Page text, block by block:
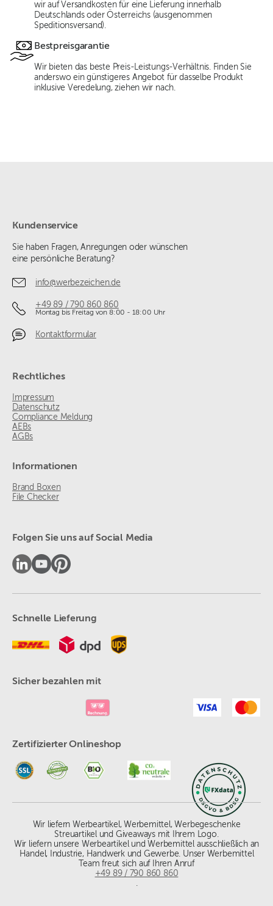
wir auf Versandkosten für eine Lieferung innerhalb
Deutschlands oder Österreichs (ausgenommen
Speditionsversand).
Bestpreisgarantie
Wir bieten das beste Preis-Leistungs-Verhältnis. Finden Sie
anderswo ein günstigeres Angebot für dasselbe Produkt
inklusive Veredelung, ziehen wir nach.
Kundenservice
Sie haben Fragen, Anregungen oder wünschen
eine persönliche Beratung?
info@werbezeichen.de
+49 89 / 790 860 860
Montag bis Freitag von 8:00 - 18:00 Uhr
Kontaktformular
Rechtliches
Impressum
Datenschutz
Compliance Meldung
AEBs
AGBs
Informationen
Brand Boxen
File Checker
Folgen Sie uns auf Social Media
Schnelle Lieferung
Sicher bezahlen mit
Zertifizierter Onlineshop
Wir liefern Werbeartikel, Werbemittel, Werbegeschenke
Streuartikel und Giveaways mit Ihrem Logo.
Wir liefern unsere Werbeartikel und Werbemittel ausschließlich an
Handel, Industrie, Handwerk und Gewerbe. Unser Werbemittel
Team freut sich auf Ihren Anruf
+49 89 / 790 860 860
.